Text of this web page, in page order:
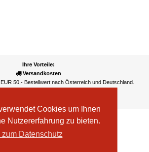
Cookies um Ihnen
Nutzererfahrung zu bieten.
zum Datenschutz
Ihre Vorteile:
Versandkosten
50,- Bestellwert nach Österreich und Deutschland.